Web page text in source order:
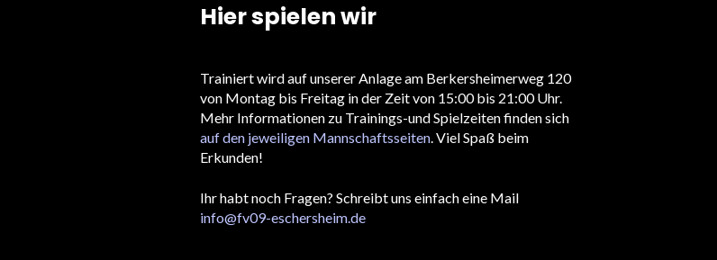
Hier spielen wir
Trainiert wird auf unserer Anlage am Berkersheimerweg 120
von Montag bis Freitag in der Zeit von 15:00 bis 21:00 Uhr.
Mehr Informationen zu Trainings-und Spielzeiten finden sich
auf den jeweiligen Mannschaftsseiten. Viel Spaß beim
Erkunden!
Ihr habt noch Fragen? Schreibt uns einfach eine Mail
info@fv09-eschersheim.de